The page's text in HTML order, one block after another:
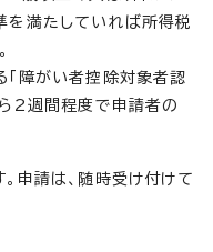
を満たしていれば所得税
「障がい者控除対象者認
ら2週間程度で申請者の
申請は、随時受け付けて